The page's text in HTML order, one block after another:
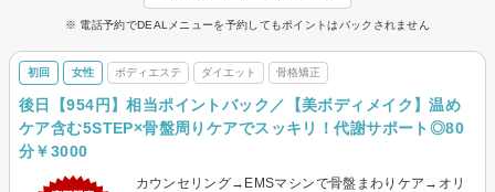
※ 電話予約でDEALメニューを予約してもポイントはバックされません
初回 女性 ボディエステ ダイエット 骨格矯正
後日【954円】相当ポイントバック／【美ボディメイク】温め
ケア含む5STEP×骨盤周りケアでスッキリ！代謝サポート◎80
分￥3000
カウンセリング→EMSマシンで骨盤まわりケア→オリ